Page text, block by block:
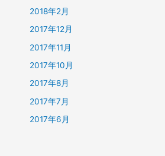
2018年2月
2017年12月
2017年11月
2017年10月
2017年8月
2017年7月
2017年6月